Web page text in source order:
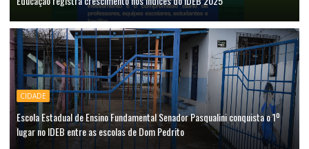
CIDADE
Escola Estadual de Ensino Fundamental Senador Pasqualini conquista o 1º
lugar no IDEB entre as escolas de Dom Pedrito